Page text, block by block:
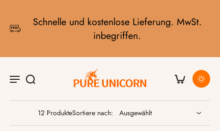
Schnelle und kostenlose Lieferung. MwSt.
inbegriffen.
12 ProdukteSortiere nach: